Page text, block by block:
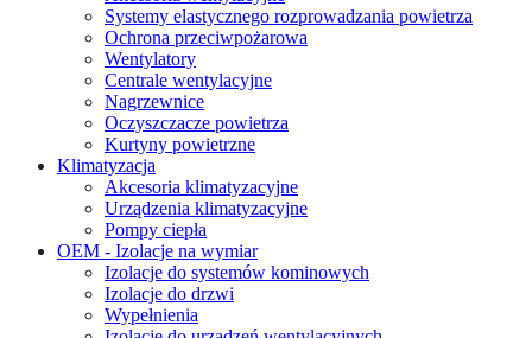
Systemy elastycznego rozprowadzania powietrza
Ochrona przeciwpożarowa
Wentylatory
Centrale wentylacyjne
Nagrzewnice
Oczyszczacze powietrza
Kurtyny powietrzne
Klimatyzacja
Akcesoria klimatyzacyjne
Urządzenia klimatyzacyjne
Pompy ciepła
OEM - Izolacje na wymiar
Izolacje do systemów kominowych
Izolacje do drzwi
Wypełnienia